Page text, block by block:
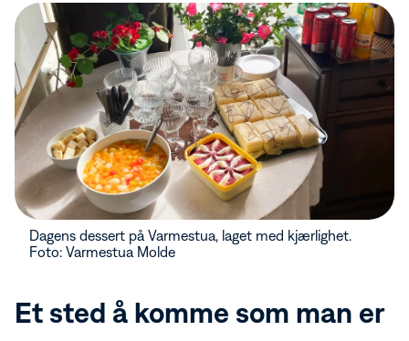
Dagens dessert på Varmestua, laget med kjærlighet.
Foto: Varmestua Molde
Et sted å komme som man er